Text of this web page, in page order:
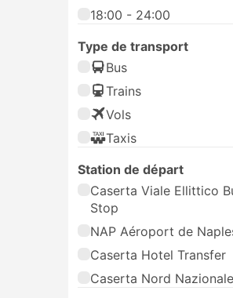
18:00 - 24:00
Type de transport
Bus
Trains
Vols
Taxis
Station de départ
Caserta Viale Ellittico
Stop
NAP Aéroport de
Caserta Hotel Transfer
Caserta Nord